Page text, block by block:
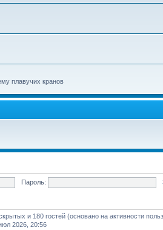
плавучих кранов
Пароль:
и 180 гостей (основано на активности
2026, 20:56